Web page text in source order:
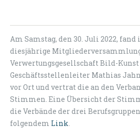
Am Samstag, den 30. Juli 2022, fand
diesjährige
Verwertungsgesellschaft Bild-Kunst
Geschäftsstellenleiter Mathias
vor Ort und vertrat die an den
Stimmen. Eine Übersicht der
die Verbände der drei
folgendem Link.